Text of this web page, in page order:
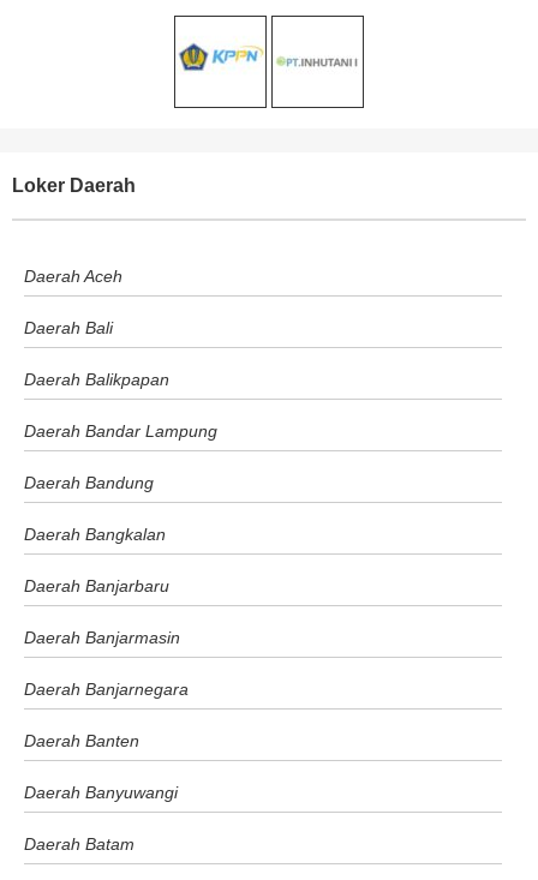
Loker Daerah
Daerah Aceh
Daerah Bali
Daerah Balikpapan
Daerah Bandar Lampung
Daerah Bandung
Daerah Bangkalan
Daerah Banjarbaru
Daerah Banjarmasin
Daerah Banjarnegara
Daerah Banten
Daerah Banyuwangi
Daerah Batam